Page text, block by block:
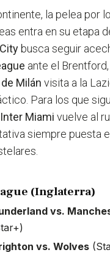
la pelea por
entra en su etapa
busca seguir
ante el
Milán visita a la
Para los que
Inter Miami vuelve al
siempre puesta
(Inglaterra)
vs.
vs. Wolves